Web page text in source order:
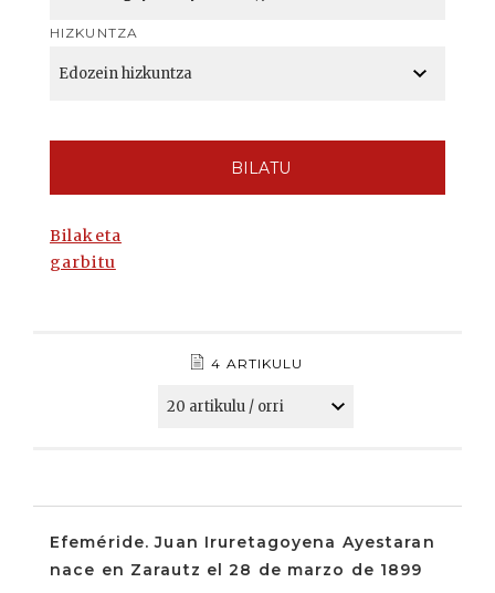
HIZKUNTZA
BILATU
Bilaketa
garbitu
4 ARTIKULU
Efeméride. Juan Iruretagoyena Ayestaran
nace en Zarautz el 28 de marzo de 1899